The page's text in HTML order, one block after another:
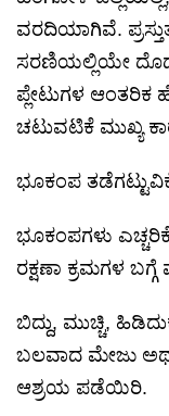
ವರದಿಯಾಗಿವೆ.
ಸರಣಿಯಲ್ಲಿಯೇ
ಪ್ಲೇಟುಗಳ ಆಂತರಿಕ
ಚಟುವಟಿಕೆ ಮುಖ್ಯ
ಭೂಕಂಪ
ಭೂಕಂಪಗಳು
ರಕ್ಷಣಾ ಕ್ರಮಗಳ
ಬಿದ್ದು, ಮುಚ್ಚಿ,
ಬಲವಾದ ಮೇಜು
ಆಶ್ರಯ ಪಡೆಯಿರಿ.